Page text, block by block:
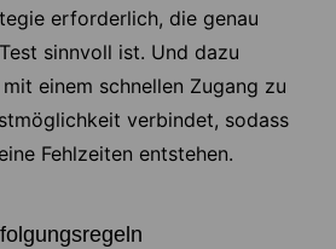
erforderlich, die genau
sinnvoll ist. Und dazu
einem schnellen Zugang zu
verbindet, sodass
Fehlzeiten entstehen.